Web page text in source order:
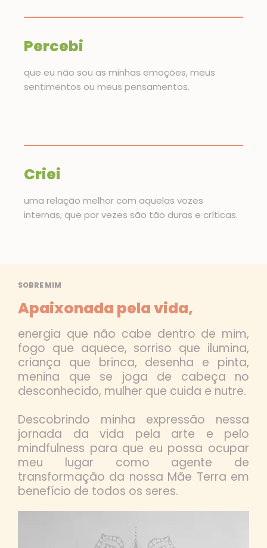
Percebi
que eu não sou as minhas emoções, meus
sentimentos ou meus pensamentos.
Criei
uma relação melhor com aquelas vozes
internas, que por vezes são tão duras e críticas.
SOBRE MIM
Apaixonada pela vida,
energia que não cabe dentro de mim,
fogo que aquece, sorriso que ilumina,
criança que brinca, desenha e pinta,
menina que se joga de cabeça no
desconhecido, mulher que cuida e nutre.
Descobrindo minha expressão nessa
jornada da vida pela arte e pelo
mindfulness para que eu possa ocupar
meu lugar como agente de
transformação da nossa Mãe Terra em
benefício de todos os seres.